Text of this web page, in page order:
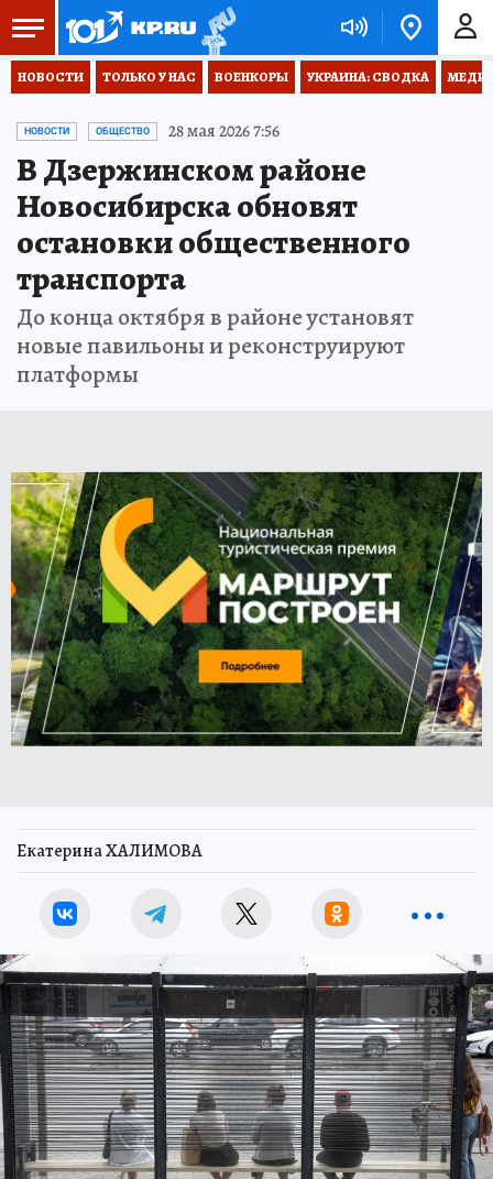
НОВОСТИ ТОЛЬКО У НАС ВОЕНКОРЫ УКРАИНА: СВОДКА
НОВОСТИ ОБЩЕСТВО 28 мая 2026 7:56
В Дзержинском районе
Новосибирска обновят
остановки общественного
транспорта
До конца октября в районе установят
новые павильоны и реконструируют
платформы
Екатерина ХАЛИМОВА